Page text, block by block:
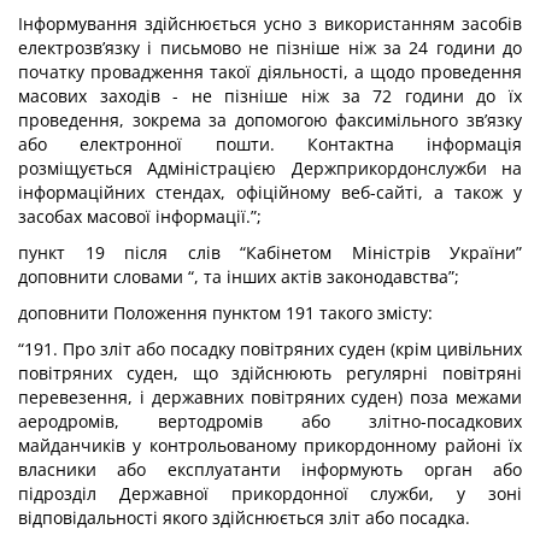
Інформування здійснюється усно з використанням засобів
електрозв’язку і письмово не пізніше ніж за 24 години до
початку провадження такої діяльності, а щодо проведення
масових заходів - не пізніше ніж за 72 години до їх
проведення, зокрема за допомогою факсимільного зв’язку
або електронної пошти. Контактна інформація
розміщується Адміністрацією Держприкордонслужби на
інформаційних стендах, офіційному веб-сайті, а також у
засобах масової інформації.”;
пункт 19 після слів “Кабінетом Міністрів України”
доповнити словами “, та інших актів законодавства”;
доповнити Положення пунктом 191 такого змісту:
“191 . Про зліт або посадку повітряних суден (крім цивільних
повітряних суден, що здійснюють регулярні повітряні
перевезення, і державних повітряних суден) поза межами
аеродромів, вертодромів або злітно-посадкових
майданчиків у контрольованому прикордонному районі їх
власники або експлуатанти інформують орган або
підрозділ Державної прикордонної служби, у зоні
відповідальності якого здійснюється зліт або посадка.